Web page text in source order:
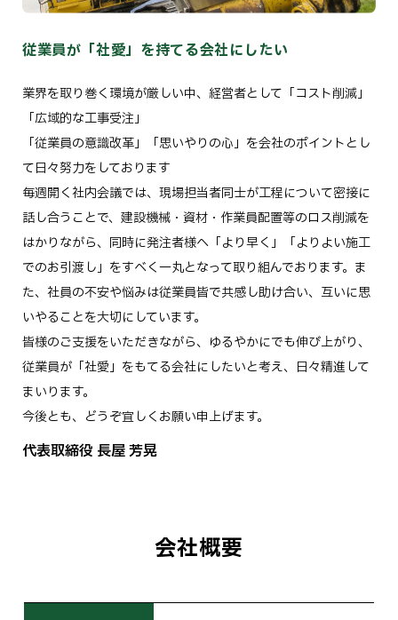
従業員が「社愛」を持てる会社にしたい
業界を取り巻く環境が厳しい中、経営者として「コスト削減」
「広域的な工事受注」
「従業員の意識改革」「思いやりの心」を会社のポイントとし
て日々努力をしております
毎週開く社内会議では、現場担当者同士が工程について密接に
話し合うことで、建設機械・資材・作業員配置等のロス削減を
はかりながら、同時に発注者様へ「より早く」「よりよい施工
でのお引渡し」をすべく一丸となって取り組んでおります。ま
た、社員の不安や悩みは従業員皆で共感し助け合い、互いに思
いやることを大切にしています。
皆様のご支援をいただきながら、ゆるやかにでも伸び上がり、
従業員が「社愛」をもてる会社にしたいと考え、日々精進して
まいります。
今後とも、どうぞ宜しくお願い申上げます。
代表取締役 長屋 芳晃
会社概要